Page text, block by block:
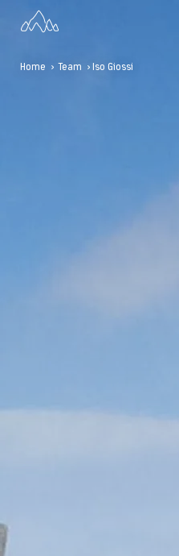
Home > Team > Iso Giossi